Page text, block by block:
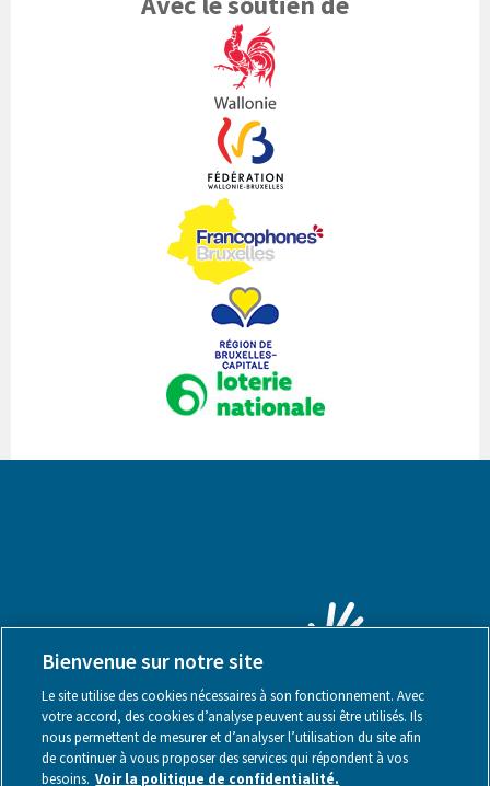
Bienvenue sur notre site
Le site utilise des cookies nécessaires à son fonctionnement. Avec
votre accord, des cookies d’analyse peuvent aussi être utilisés. Ils
nous permettent de mesurer et d’analyser l’utilisation du site afin
de continuer à vous proposer des services qui répondent à vos
besoins. Voir la politique de confidentialité.